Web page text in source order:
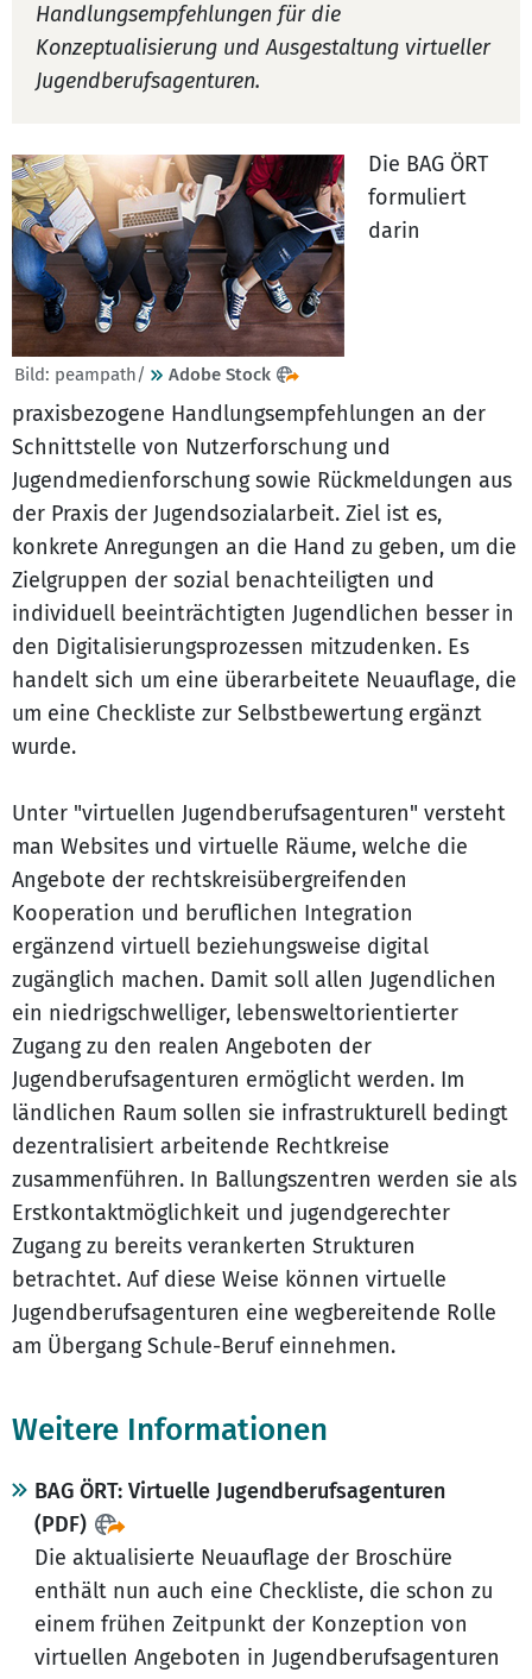
Handlungsempfehlungen für die
Konzeptualisierung und Ausgestaltung virtueller
Jugendberufsagenturen.
Bild: peampath/ Adobe Stock
Die BAG ÖRT
formuliert
darin
praxisbezogene Handlungsempfehlungen an der
Schnittstelle von Nutzerforschung und
Jugendmedienforschung sowie Rückmeldungen aus
der Praxis der Jugendsozialarbeit. Ziel ist es,
konkrete Anregungen an die Hand zu geben, um die
Zielgruppen der sozial benachteiligten und
individuell beeinträchtigten Jugendlichen besser in
den Digitalisierungsprozessen mitzudenken. Es
handelt sich um eine überarbeitete Neuauflage, die
um eine Checkliste zur Selbstbewertung ergänzt
wurde.
Unter "virtuellen Jugendberufsagenturen" versteht
man Websites und virtuelle Räume, welche die
Angebote der rechtskreisübergreifenden
Kooperation und beruflichen Integration
ergänzend virtuell beziehungsweise digital
zugänglich machen. Damit soll allen Jugendlichen
ein niedrigschwelliger, lebensweltorientierter
Zugang zu den realen Angeboten der
Jugendberufsagenturen ermöglicht werden. Im
ländlichen Raum sollen sie infrastrukturell bedingt
dezentralisiert arbeitende Rechtkreise
zusammenführen. In Ballungszentren werden sie als
Erstkontaktmöglichkeit und jugendgerechter
Zugang zu bereits verankerten Strukturen
betrachtet. Auf diese Weise können virtuelle
Jugendberufsagenturen eine wegbereitende Rolle
am Übergang Schule-Beruf einnehmen.
Weitere Informationen
BAG ÖRT: Virtuelle Jugendberufsagenturen
(PDF)
Die aktualisierte Neuauflage der Broschüre
enthält nun auch eine Checkliste, die schon zu
einem frühen Zeitpunkt der Konzeption von
virtuellen Angeboten in Jugendberufsagenturen